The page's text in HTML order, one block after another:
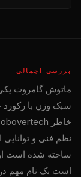
بررسی اجمالی
ماتوش گامروت
نظم فنی و
است یک نام مهم